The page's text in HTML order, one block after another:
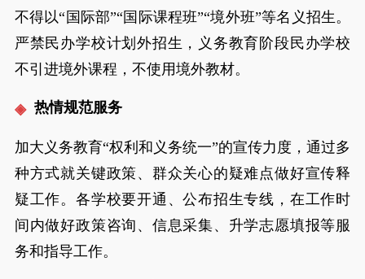
不得以“国际部”“国际课程班”“境外班”等名义招生。
严禁民办学校计划外招生，义务教育阶段民办学校
不引进境外课程，不使用境外教材。
热情规范服务
加大义务教育“权利和义务统一”的宣传力度，通过多
种方式就关键政策、群众关心的疑难点做好宣传释
疑工作。各学校要开通、公布招生专线，在工作时
间内做好政策咨询、信息采集、升学志愿填报等服
务和指导工作。